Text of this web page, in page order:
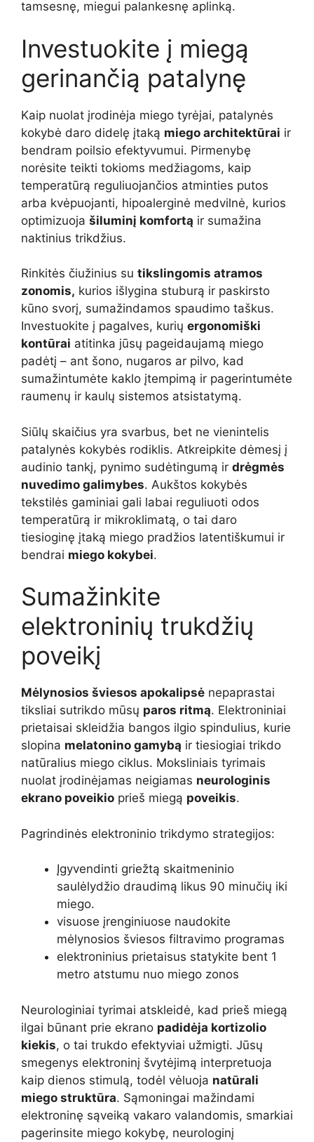
tamsesnę, miegui palankesnę aplinką.
Investuokite į miegą
gerinančią patalynę
Kaip nuolat įrodinėja miego tyrėjai, patalynės
kokybė daro didelę įtaką miego architektūrai ir
bendram poilsio efektyvumui. Pirmenybę
norėsite teikti tokioms medžiagoms, kaip
temperatūrą reguliuojančios atminties putos
arba kvėpuojanti, hipoalerginė medvilnė, kurios
optimizuoja šiluminį komfortą ir sumažina
naktinius trikdžius.
Rinkitės čiužinius su tikslingomis atramos
zonomis, kurios išlygina stuburą ir paskirsto
kūno svorį, sumažindamos spaudimo taškus.
Investuokite į pagalves, kurių ergonomiški
kontūrai atitinka jūsų pageidaujamą miego
padėtį – ant šono, nugaros ar pilvo, kad
sumažintumėte kaklo įtempimą ir pagerintumėte
raumenų ir kaulų sistemos atsistatymą.
Siūlų skaičius yra svarbus, bet ne vienintelis
patalynės kokybės rodiklis. Atkreipkite dėmesį į
audinio tankį, pynimo sudėtingumą ir drėgmės
nuvedimo galimybes. Aukštos kokybės
tekstilės gaminiai gali labai reguliuoti odos
temperatūrą ir mikroklimatą, o tai daro
tiesioginę įtaką miego pradžios latentiškumui ir
bendrai miego kokybei.
Sumažinkite
elektroninių trukdžių
poveikį
Mėlynosios šviesos apokalipsė nepaprastai
tiksliai sutrikdo mūsų paros ritmą. Elektroniniai
prietaisai skleidžia bangos ilgio spindulius, kurie
slopina melatonino gamybą ir tiesiogiai trikdo
natūralius miego ciklus. Moksliniais tyrimais
nuolat įrodinėjamas neigiamas neurologinis
ekrano poveikio prieš miegą poveikis.
Pagrindinės elektroninio trikdymo strategijos:
Įgyvendinti griežtą skaitmeninio
saulėlydžio draudimą likus 90 minučių iki
miego.
visuose įrenginiuose naudokite
mėlynosios šviesos filtravimo programas
elektroninius prietaisus statykite bent 1
metro atstumu nuo miego zonos
Neurologiniai tyrimai atskleidė, kad prieš miegą
ilgai būnant prie ekrano padidėja kortizolio
kiekis, o tai trukdo efektyviai užmigti. Jūsų
smegenys elektroninį švytėjimą interpretuoja
kaip dienos stimulą, todėl vėluoja natūrali
miego struktūra. Sąmoningai mažindami
elektroninę sąveiką vakaro valandomis, smarkiai
pagerinsite miego kokybę, neurologinį